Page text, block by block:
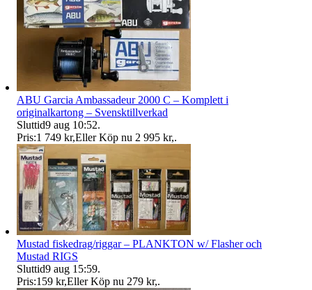
ABU Garcia Ambassadeur 2000 C – Komplett i
originalkartong – Svensktillverkad
Sluttid9 aug 10:52.
Pris:1 749 kr,Eller Köp nu 2 995 kr,.
Mustad fiskedrag/riggar – PLANKTON w/ Flasher och
Mustad RIGS
Sluttid9 aug 15:59.
Pris:159 kr,Eller Köp nu 279 kr,.